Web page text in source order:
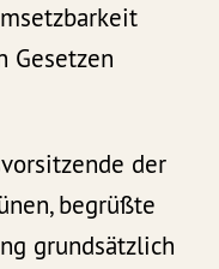
Gesetzen
der
begrüßte
grundsätzlich